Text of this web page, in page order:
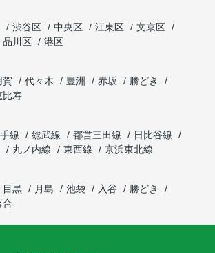
渋谷区 中央区 江東区
文京区
品川区
港区
賀 代々木 豊洲 赤坂
勝どき
比寿
線 総武線 都営三田線
日比谷線
丸ノ内線 東西線
京浜東北線
目黒 月島 池袋 入谷
勝どき
合